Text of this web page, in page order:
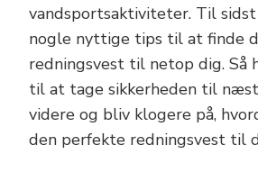
vandsportsaktiviteter. Til
nogle nyttige tips til at finde
redningsvest til netop dig. Så
til at tage sikkerheden til
videre og bliv klogere på,
den perfekte redningsvest til